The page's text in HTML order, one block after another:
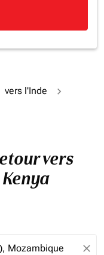
vers l'Inde
vers
close